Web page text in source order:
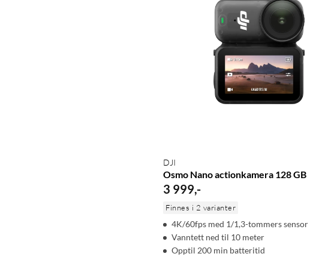
DJI
Osmo Nano actionkamera 128 GB
3 999,-
Finnes i 2 varianter
4K/60fps med 1/1,3-tommers sensor
Vanntett ned til 10 meter
Opptil 200 min batteritid